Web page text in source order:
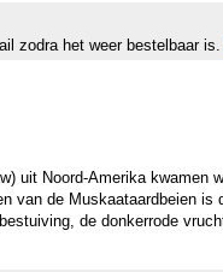
zodra het weer bestelbaar is.
uit Noord-Amerika kwamen
van de Muskaataardbeien is
de donkerrode